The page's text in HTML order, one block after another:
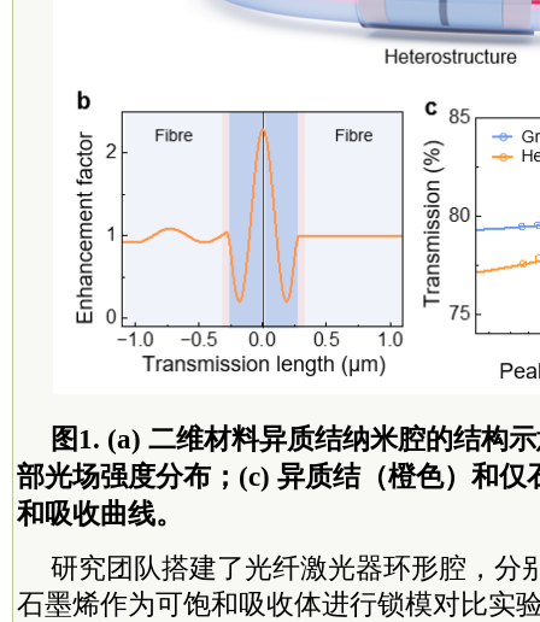
图1. (a) 二维材料异质结纳米腔的结构
部光场强度分布；(c) 异质结（橙色）和仅
和吸收曲线。
研究团队搭建了光纤激光器环形腔，分
石墨烯作为可饱和吸收体进行锁模对比实